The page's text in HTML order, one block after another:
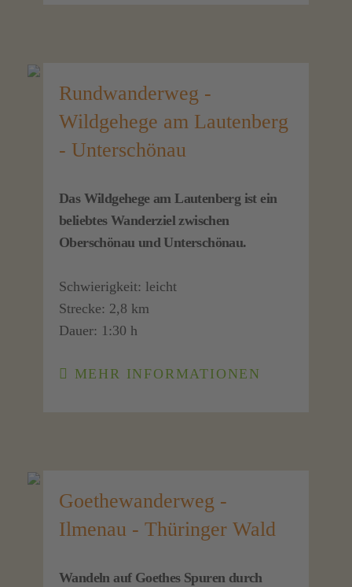
Rundwanderweg -
Wildgehege am Lautenberg
- Unterschönau
Das Wildgehege am Lautenberg ist ein
beliebtes Wanderziel zwischen
Oberschönau und Unterschönau.
Schwierigkeit: leicht
Strecke: 2,8 km
Dauer: 1:30 h
MEHR INFORMATIONEN
Goethewanderweg -
Ilmenau - Thüringer Wald
Wandeln auf Goethes Spuren durch